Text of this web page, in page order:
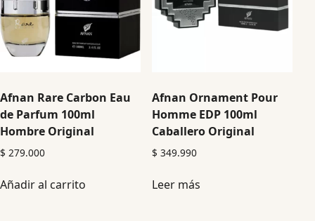
Afnan Rare Carbon Eau
de Parfum 100ml
Hombre Original
$ 279.000
Añadir al carrito
Afnan Ornament Pour
Homme EDP 100ml
Caballero Original
$ 349.990
Leer más